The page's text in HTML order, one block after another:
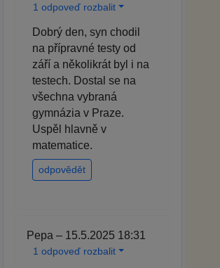
1 odpoveď rozbalit
Dobrý den, syn chodil
na přípravné testy od
září a několikrát byl i na
testech. Dostal se na
všechna vybraná
gymnázia v Praze.
Uspěl hlavně v
matematice.
odpovědět
Pepa – 15.5.2025 18:31
1 odpoveď rozbalit